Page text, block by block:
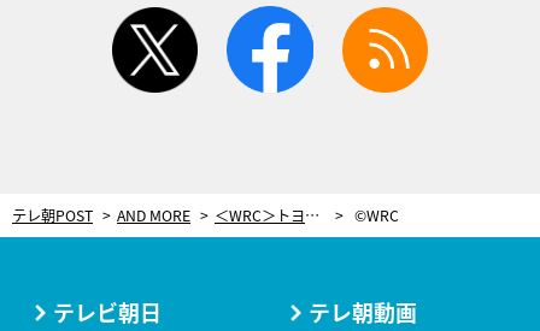
twitter facebook
テレ朝POST AND MORE ＜WRC＞トヨタがダブル表彰台！最年少19歳ロバンペラ、オジェを相手に圧巻の大逆転 ©WRC
テレビ朝日 テレ朝動画